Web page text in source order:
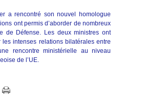
a rencontré son nouvel homologue
ont permis d’aborder de nombreux
de Défense. Les deux ministres ont
intenses relations bilatérales entre
rencontre ministérielle au niveau
de l’UE.